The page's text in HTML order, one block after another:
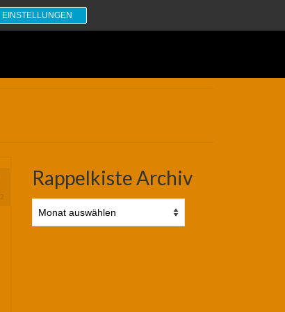
Suchen
nach:
Rappelkiste Archiv
Archiv
EINSTELLUNGEN